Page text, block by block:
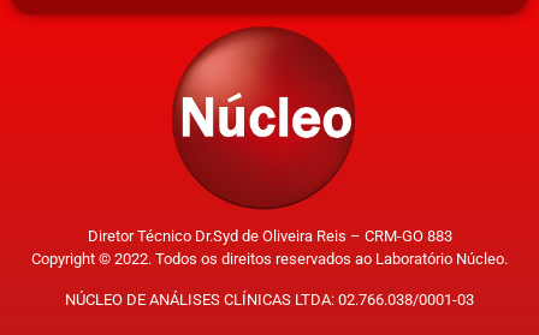
Diretor Técnico Dr.Syd de Oliveira Reis – CRM-GO 883
Copyright © 2022. Todos os direitos reservados ao Laboratório Núcleo.
NÚCLEO DE ANÁLISES CLÍNICAS LTDA: 02.766.038/0001-03